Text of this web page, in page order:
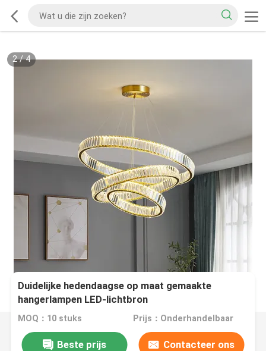
2/4
Duidelijke hedendaagse op maat gemaakte
hangerlampen LED-lichtbron
MOQ：10 stuks Prijs：Onderhandelbaar
Beste prijs Contacteer ons